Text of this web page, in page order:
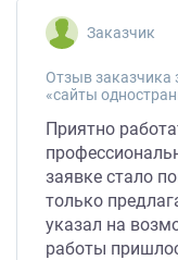
Заказчик
Отзыв заказчика
«сайты
Приятно
заявке стало
только
указал на
работы